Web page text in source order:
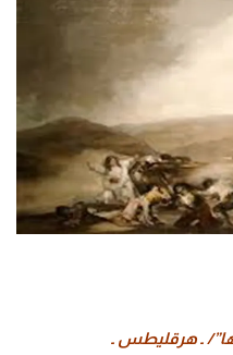
ـ هرقليطس ـ